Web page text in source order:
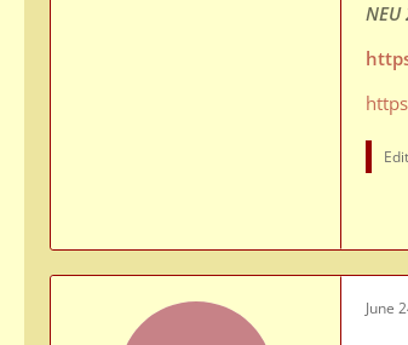
NEU
June